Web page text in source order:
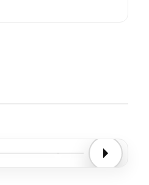
Entrega confirmada